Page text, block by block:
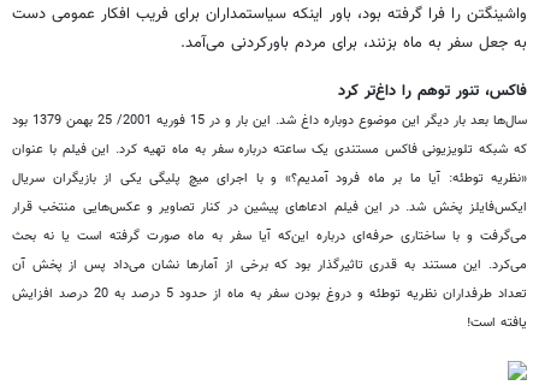
واشینگتن را فرا گرفته بود، باور اینکه سیاستمداران برای فریب افکار عمومی دست
به جعل سفر به ماه بزنند، برای مردم باورکردنی می‌آمد.
فاکس، تنور توهم را داغ‌تر کرد
سال‌ها بعد بار دیگر این موضوع دوباره داغ شد. این بار و در 15 فوریه 2001/ 25 بهمن 1379 بود
که شبکه تلویزیونی فاکس مستندی یک ساعته درباره سفر به ماه تهیه کرد. این فیلم با عنوان
«نظریه توطئه: آیا ما بر ماه فرود آمدیم؟» و با اجرای میچ پلیگی یکی از بازیگران سریال
ایکس‌فایلز پخش شد. در این فیلم ادعاهای پیشین در کنار تصاویر و عکس‌هایی منتخب قرار
می‌گرفت و با ساختاری حرفه‌ای درباره این‌که آیا سفر به ماه صورت گرفته است یا نه بحث
می‌کرد. این مستند به قدری تاثیرگذار بود که برخی از آمارها نشان می‌داد پس از پخش آن
تعداد طرفداران نظریه توطئه و دروغ بودن سفر به ماه از حدود 5 درصد به 20 درصد افزایش
یافته است!